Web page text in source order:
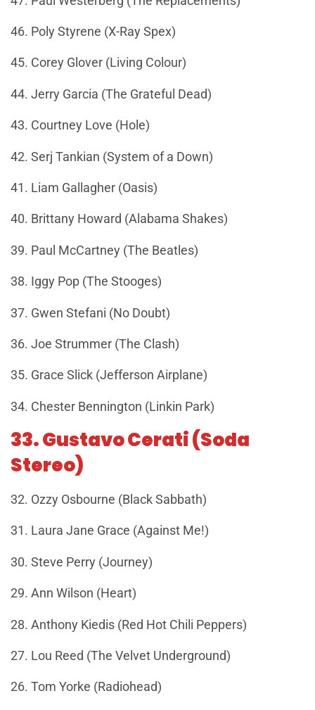
46. Poly Styrene (X-Ray Spex)
45. Corey Glover (Living Colour)
44. Jerry Garcia (The Grateful Dead)
43. Courtney Love (Hole)
42. Serj Tankian (System of a Down)
41. Liam Gallagher (Oasis)
40. Brittany Howard (Alabama Shakes)
39. Paul McCartney (The Beatles)
38. Iggy Pop (The Stooges)
37. Gwen Stefani (No Doubt)
36. Joe Strummer (The Clash)
35. Grace Slick (Jefferson Airplane)
34. Chester Bennington (Linkin Park)
33. Gustavo Cerati (Soda
Stereo)
32. Ozzy Osbourne (Black Sabbath)
31. Laura Jane Grace (Against Me!)
30. Steve Perry (Journey)
29. Ann Wilson (Heart)
28. Anthony Kiedis (Red Hot Chili Peppers)
27. Lou Reed (The Velvet Underground)
26. Tom Yorke (Radiohead)